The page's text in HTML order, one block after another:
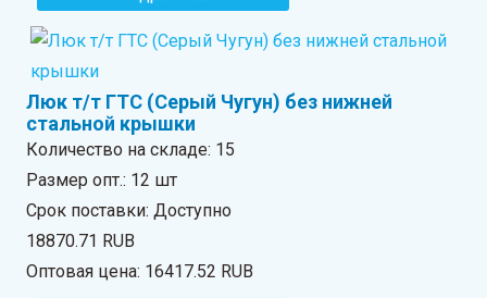
Люк т/т ГТС (Серый Чугун) без нижней
стальной крышки
Количество на складе: 15
Размер опт.: 12 шт
Срок поставки: Доступно
18870.71 RUB
Оптовая цена: 16417.52 RUB